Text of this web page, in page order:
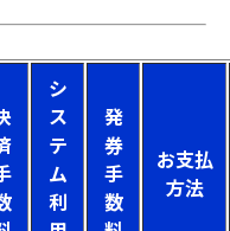
シ
ス
テ
ム
利
発
券
手
数
お支払
方法